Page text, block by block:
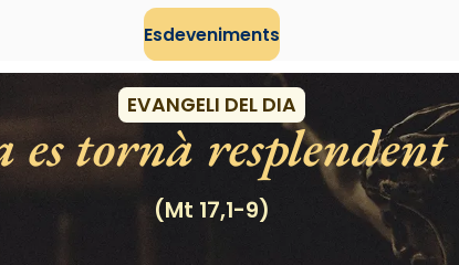
Esdeveniments
EVANGELI DEL DIA
es tornà resplendent
(Mt 17,1-9)